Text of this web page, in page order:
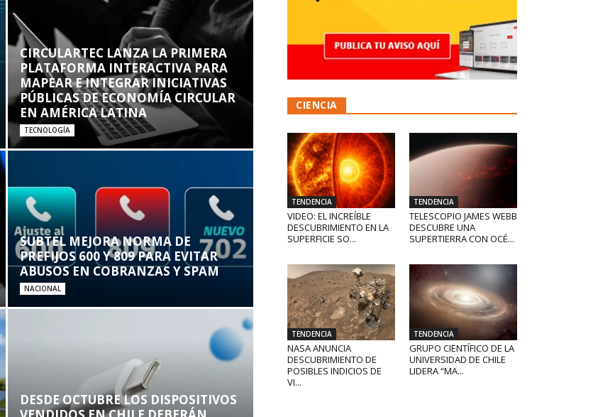
CIRCULARTEC LANZA LA PRIMERA
PLATAFORMA INTERACTIVA PARA
MAPEAR E INTEGRAR INICIATIVAS
PÚBLICAS DE ECONOMÍA CIRCULAR
EN AMÉRICA LATINA
TECNOLOGÍA
SUBTEL MEJORA NORMA DE
PREFIJOS 600 Y 809 PARA EVITAR
ABUSOS EN COBRANZAS Y SPAM
NACIONAL
DESDE OCTUBRE LOS DISPOSITIVOS
CIENCIA
TENDENCIA
VIDEO: EL INCREÍBLE
DESCUBRIMIENTO EN LA
SUPERFICIE SO...
TENDENCIA
TELESCOPIO JAMES WEBB
DESCUBRE UNA
SUPERTIERRA CON OCÉ...
TENDENCIA
NASA ANUNCIA
DESCUBRIMIENTO DE
POSIBLES INDICIOS DE
VI...
TENDENCIA
GRUPO CIENTÍFICO DE LA
UNIVERSIDAD DE CHILE
LIDERA “MA...